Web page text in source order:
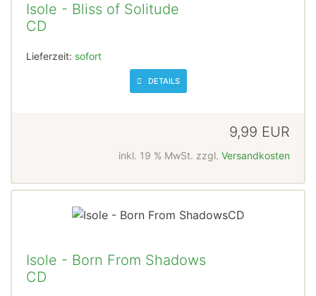
Isole - Bliss of Solitude
CD
Lieferzeit: sofort
DETAILS
9,99 EUR
inkl. 19 % MwSt. zzgl. Versandkosten
Isole - Born From Shadows
CD